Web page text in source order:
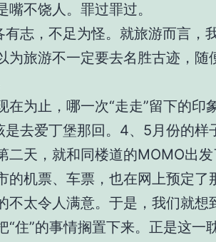
嘴不饶人。罪过罪过。
有志，不足为怪。就旅游而言，
为旅游不一定要去名胜古迹，
在为止，哪一次“走走”留下的印
是去爱丁堡那回。4、5月份的样
二天，就和同楼道的MOMO出
的机票、车票，也在网上预定
不太令人满意。于是，我们就想
“住”的事情搁置下来。正是这一